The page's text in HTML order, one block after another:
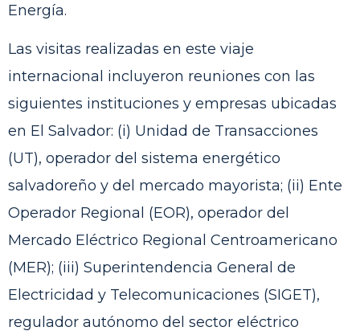
Energía.
Las visitas realizadas en este viaje
internacional incluyeron reuniones con las
siguientes instituciones y empresas ubicadas
en El Salvador: (i) Unidad de Transacciones
(UT), operador del sistema energético
salvadoreño y del mercado mayorista; (ii) Ente
Operador Regional (EOR), operador del
Mercado Eléctrico Regional Centroamericano
(MER); (iii) Superintendencia General de
Electricidad y Telecomunicaciones (SIGET),
regulador autónomo del sector eléctrico